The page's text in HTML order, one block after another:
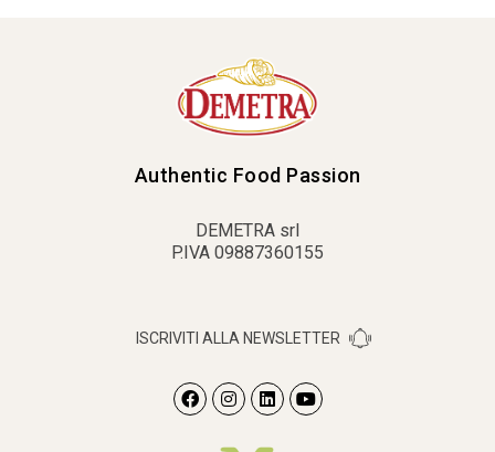
Authentic Food Passion
DEMETRA srl
P.IVA 09887360155
ISCRIVITI ALLA NEWSLETTER